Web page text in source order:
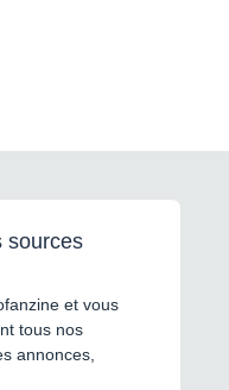
sources
et vous
tous nos
annonces,